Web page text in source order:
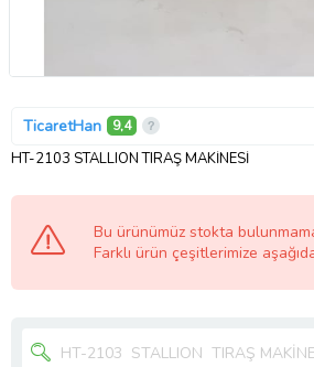
TicaretHan 9,4
HT-2103 STALLION TIRAŞ MAKİNESİ
Bu ürünümüz stokta
Farklı ürün çeşitlerimize